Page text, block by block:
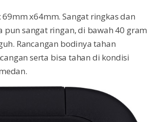
x64mm. Sangat ringkas dan
pun sangat ringan, di bawah 40 gram
Rancangan bodinya tahan
serta bisa tahan di kondisi